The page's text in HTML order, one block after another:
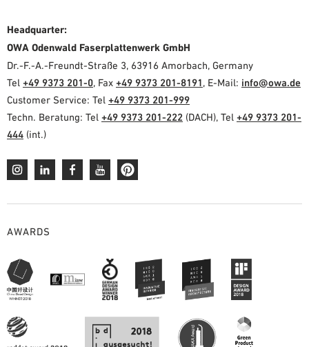
Headquarter:
OWA Odenwald Faserplattenwerk GmbH
Dr.-F.-A.-Freundt-Straße 3, 63916 Amorbach, Germany
Tel +49 9373 201-0, Fax +49 9373 201-8191, E-Mail: info@owa.de
Customer Service: Tel +49 9373 201-999
Techn. Beratung: Tel +49 9373 201-222 (DACH), Tel +49 9373 201-
444 (int.)
AWARDS